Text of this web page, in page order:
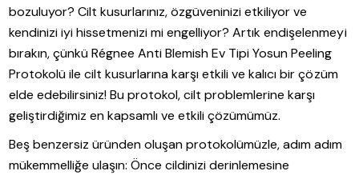
bozuluyor? Cilt kusurlarınız, özgüveninizi etkiliyor ve
kendinizi iyi hissetmenizi mi engelliyor? Artık endişelenmeyi
bırakın, çünkü Régnee Anti Blemish Ev Tipi Yosun Peeling
Protokolü ile cilt kusurlarına karşı etkili ve kalıcı bir çözüm
elde edebilirsiniz! Bu protokol, cilt problemlerine karşı
geliştirdiğimiz en kapsamlı ve etkili çözümümüz.
Beş benzersiz üründen oluşan protokolümüzle, adım adım
mükemmelliğe ulaşın: Önce cildinizi derinlemesine